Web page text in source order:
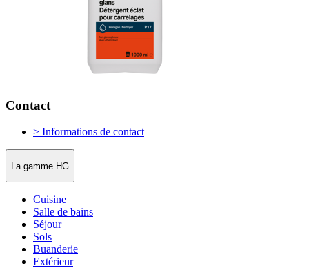
Contact
> Informations de contact
La gamme HG
Cuisine
Salle de bains
Séjour
Sols
Buanderie
Extérieur